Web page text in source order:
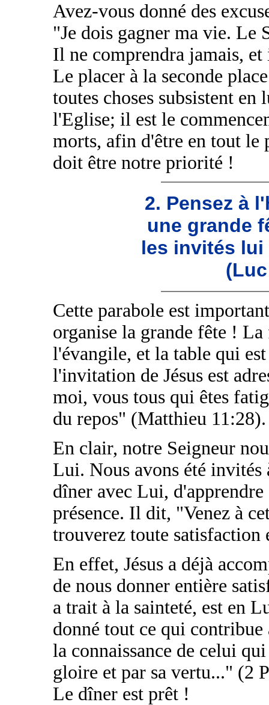
Avez-vous donné des
"Je dois gagner ma vie. Le
Il ne comprendra jamais,
Le placer à la seconde
toutes choses subsistent
l'Eglise; il est le
morts, afin d'être en tout le
doit être notre priorité !
2. Pensez à
une grande
les invités
Cette parabole est
organise la grande fête !
l'évangile, et la table qui
l'invitation de Jésus est
moi, vous tous qui êtes
du repos" (Matthieu 11:28).
En clair, notre Seigneur
Lui. Nous avons été invités
dîner avec Lui,
présence. Il dit, "Venez à
trouverez toute
En effet, Jésus a déjà
de nous donner entière
a trait à la sainteté, est en
donné tout ce qui
la connaissance de celui
gloire et par sa vertu..." (2
Le dîner est prêt !